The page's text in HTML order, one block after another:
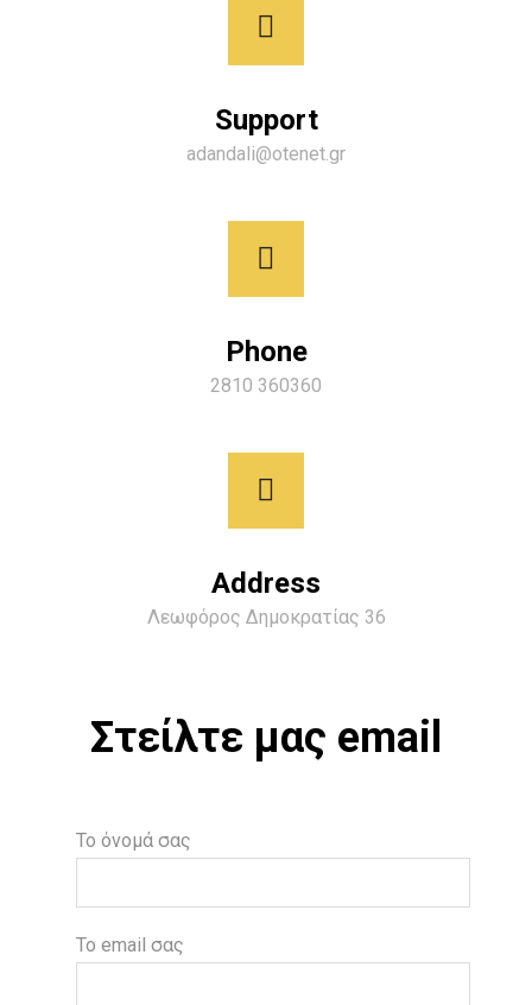
Support
adandali@otenet.gr
Phone
2810 360360
Address
Λεωφόρος Δημοκρατίας 36
Στείλτε μας email
Το όνομά σας
Το email σας